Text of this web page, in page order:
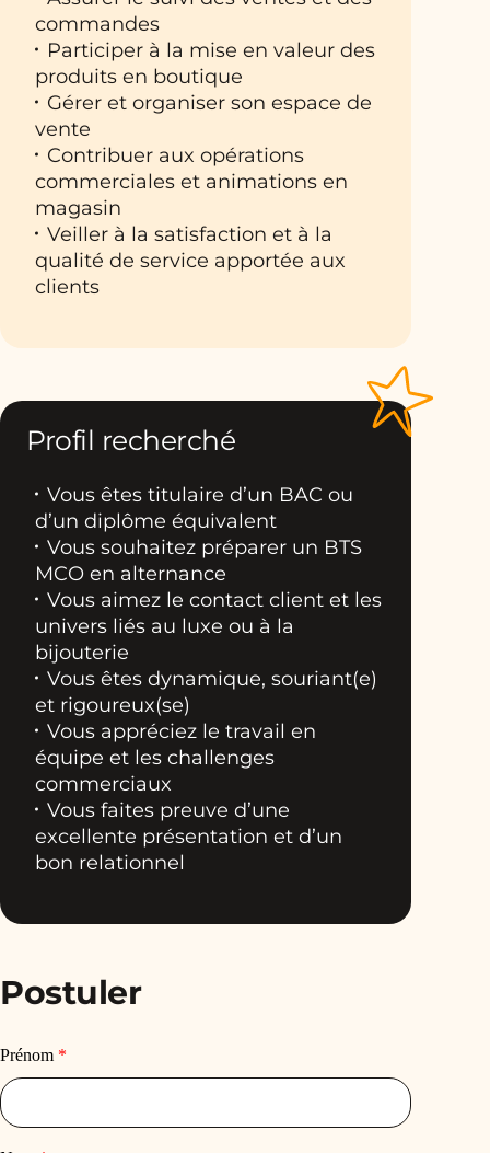
commandes
Participer à la mise en valeur des
produits en boutique
Gérer et organiser son espace de
vente
Contribuer aux opérations
commerciales et animations en
magasin
Veiller à la satisfaction et à la
qualité de service apportée aux
clients
Profil recherché
Vous êtes titulaire d’un BAC ou
d’un diplôme équivalent
Vous souhaitez préparer un BTS
MCO en alternance
Vous aimez le contact client et les
univers liés au luxe ou à la
bijouterie
Vous êtes dynamique, souriant(e)
et rigoureux(se)
Vous appréciez le travail en
équipe et les challenges
commerciaux
Vous faites preuve d’une
excellente présentation et d’un
bon relationnel
Postuler